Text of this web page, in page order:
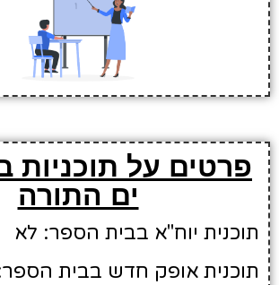
פרטים על תוכניות
ים התורה
תוכנית יוח"א בבית הספר: לא
תוכנית אופק חדש בבית הספר: